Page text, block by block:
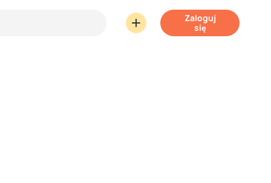
Zaloguj
się